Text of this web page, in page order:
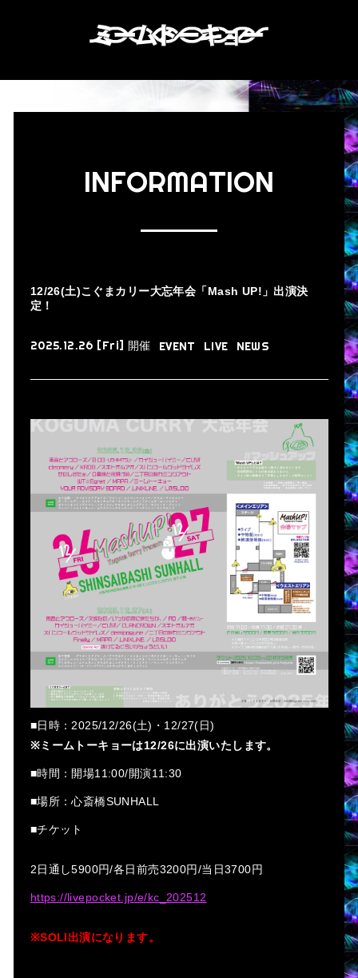
INFORMATION
12/26(土)こぐまカリー大忘年会「Mash UP!」出演決
定！
2025.12.26 [Fri] 開催 EVENT LIVE NEWS
■日時：2025/12/26(土)・12/27(日)
※ミームトーキョーは12/26に出演いたします。
■時間：開場11:00/開演11:30
■場所：心斎橋SUNHALL
■チケット
2日通し5900円/各日前売3200円/当日3700円
https://livepocket.jp/e/kc_202512
※SOLI出演になります。